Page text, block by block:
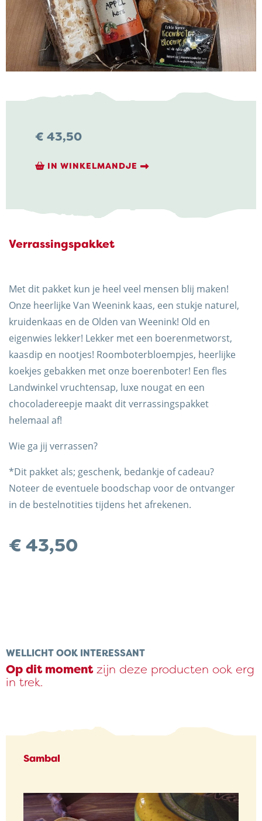
NIEUWS & ACTUALITEITEN
CONTACT
Kaasboerderij Weenink
info@kaasboerderijweenink.nl
Trots op de Achterhoek! | © Kaasboerderij Weenink
2026 |Algemene voorwaarden|Verzending|
Privacybeleid
€ 43,50
IN WINKELMANDJE
Verrassingspakket
Met dit pakket kun je heel veel mensen blij maken!
Onze heerlijke Van Weenink kaas, een stukje naturel,
kruidenkaas en de Olden van Weenink! Old en
eigenwies lekker! Lekker met een boerenmetworst,
kaasdip en nootjes! Roomboterbloempjes, heerlijke
koekjes gebakken met onze boerenboter! Een fles
Landwinkel vruchtensap, luxe nougat en een
chocoladereepje maakt dit verrassingspakket
helemaal af!
Wie ga jij verrassen?
*Dit pakket als; geschenk, bedankje of cadeau?
Noteer de eventuele boodschap voor de ontvanger
in de bestelnotities tijdens het afrekenen.
€ 43,50
WELLICHT OOK INTERESSANT
Op dit momentzijn deze producten ook erg
in trek.
Sambal